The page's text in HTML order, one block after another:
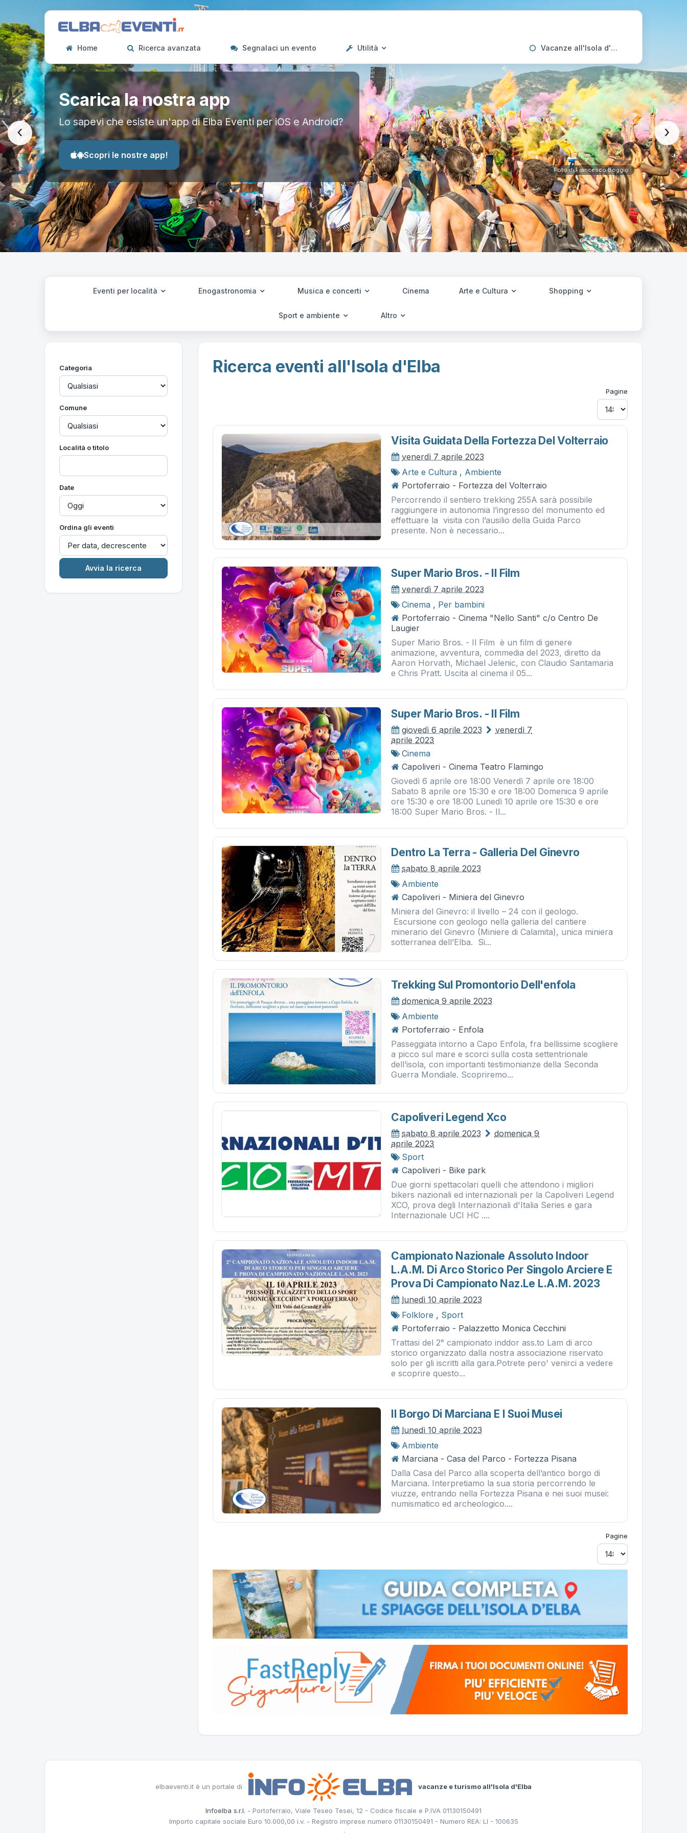
Home Ricerca avanzata Segnalaci un evento Utilità Vacanze all'Isola d'Elba
Scarica la nostra app
Lo sapevi che esiste un'app di Elba Eventi per iOS e Android?
Scopri le nostre app!
Foto di Francesco Boggio
‹ ›
Eventi per località Enogastronomia Musica e concerti Cinema Arte e Cultura Shopping
Sport e ambiente Altro
Categoria
Comune
Località o titolo
Date
Ordina gli eventi
Ricerca eventi all'Isola d'Elba
Pagine
Visita Guidata Della Fortezza Del Volterraio
venerdì 7 aprile 2023
Arte e Cultura , Ambiente
Portoferraio - Fortezza del Volterraio
Percorrendo il sentiero trekking 255A sarà possibile
raggiungere in autonomia l’ingresso del monumento ed
effettuare la visita con l’ausilio della Guida Parco
presente. Non è necessario...
Super Mario Bros. - Il Film
venerdì 7 aprile 2023
Cinema , Per bambini
Portoferraio - Cinema "Nello Santi" c/o Centro De
Laugier
Super Mario Bros. - Il Film è un film di genere
animazione, avventura, commedia del 2023, diretto da
Aaron Horvath, Michael Jelenic, con Claudio Santamaria
e Chris Pratt. Uscita al cinema il 05...
Super Mario Bros. - Il Film
giovedì 6 aprile 2023
venerdì 7
aprile 2023
Cinema
Capoliveri - Cinema Teatro Flamingo
Giovedì 6 aprile ore 18:00 Venerdì 7 aprile ore 18:00
Sabato 8 aprile ore 15:30 e ore 18:00 Domenica 9 aprile
ore 15:30 e ore 18:00 Lunedì 10 aprile ore 15:30 e ore
18:00 Super Mario Bros. - Il...
Dentro La Terra - Galleria Del Ginevro
sabato 8 aprile 2023
Ambiente
Capoliveri - Miniera del Ginevro
Miniera del Ginevro: il livello – 24 con il geologo.
Escursione con geologo nella galleria del cantiere
minerario del Ginevro (Miniere di Calamita), unica miniera
sotterranea dell’Elba. Si...
Trekking Sul Promontorio Dell'enfola
domenica 9 aprile 2023
Ambiente
Portoferraio - Enfola
Passeggiata intorno a Capo Enfola, fra bellissime scogliere
a picco sul mare e scorci sulla costa settentrionale
dell’isola, con importanti testimonianze della Seconda
Guerra Mondiale. Scopriremo...
Capoliveri Legend Xco
sabato 8 aprile 2023
domenica 9
aprile 2023
Sport
Capoliveri - Bike park
Due giorni spettacolari quelli che attendono i migliori
bikers nazionali ed internazionali per la Capoliveri Legend
XCO, prova degli Internazionali d'Italia Series e gara
Internazionale UCI HC ....
Campionato Nazionale Assoluto Indoor
L.a.m. Di Arco Storico Per Singolo Arciere E
Prova Di Campionato Naz.le L.a.m. 2023
lunedì 10 aprile 2023
Folklore , Sport
Portoferraio - Palazzetto Monica Cecchini
Trattasi del 2° campionato inddor ass.to Lam di arco
storico organizzato dalla nostra associazione riservato
solo per gli iscritti alla gara.Potrete pero' venirci a vedere
e scoprire questo...
Il Borgo Di Marciana E I Suoi Musei
lunedì 10 aprile 2023
Ambiente
Marciana - Casa del Parco - Fortezza Pisana
Dalla Casa del Parco alla scoperta dell’antico borgo di
Marciana. Interpretiamo la sua storia percorrendo le
viuzze, entrando nella Fortezza Pisana e nei suoi musei:
numismatico ed archeologico....
Pagine
elbaeventi.it è un portale di vacanze e turismo all'Isola d'Elba
Infoelba s.r.l. - Portoferraio, Viale Teseo Tesei, 12 - Codice fiscale e P.IVA 01130150491
Importo capitale sociale Euro 10.000,00 i.v. - Registro imprese numero 01130150491 - Numero REA: LI - 100635